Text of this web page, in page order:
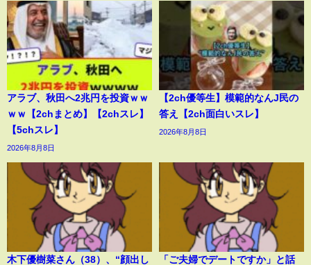
アラブ、秋田へ2兆円を投資ｗｗ
ｗｗ【2chまとめ】【2chスレ】
【5chスレ】
2026年8月8日
【2ch優等生】模範的なんJ民の
答え【2ch面白いスレ】
2026年8月8日
木下優樹菜さん（38）、“顔出し
「ご夫婦でデートですか」と話